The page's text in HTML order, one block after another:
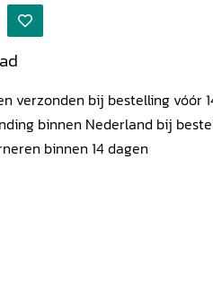
verzonden bij bestelling vóór
binnen Nederland bij
binnen 14 dagen